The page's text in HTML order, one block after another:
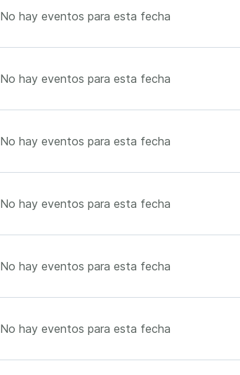
No hay eventos para esta fecha
No hay eventos para esta fecha
No hay eventos para esta fecha
No hay eventos para esta fecha
No hay eventos para esta fecha
No hay eventos para esta fecha